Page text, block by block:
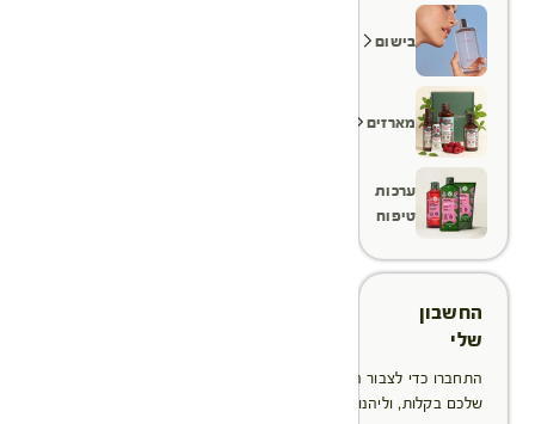
בישום
מארזים
ערכות
טיפוח
החשבון
שלי
התחברו כדי לצבור הטבות, לנהל ולעקוב אחר ההזמנות
שלכם בקלות, וליהנות מתהליך תשלום מהיר יותר